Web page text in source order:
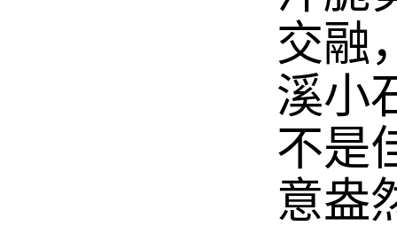
交融
溪小
不是
意盎